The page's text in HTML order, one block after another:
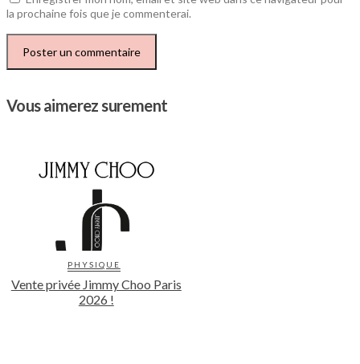
la prochaine fois que je commenterai.
Vous aimerez surement
PHYSIQUE
Vente privée Jimmy Choo Paris
2026 !